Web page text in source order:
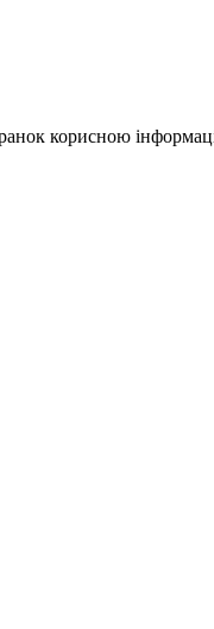
корисною